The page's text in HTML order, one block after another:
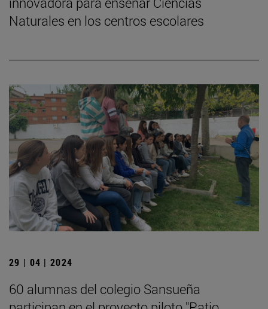
Naturales en los centros escolares
29 | 04 | 2024
60 alumnas del colegio Sansueña